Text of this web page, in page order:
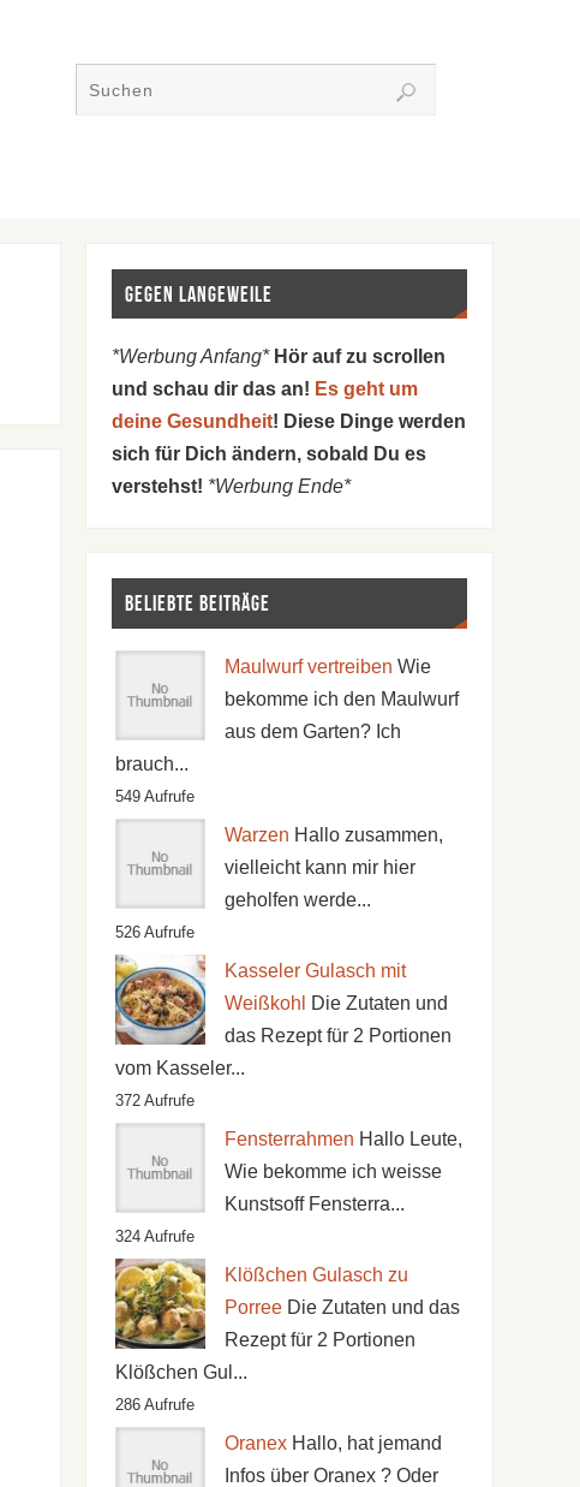
Gegen Langeweile
*Werbung Anfang* Hör auf zu scrollen
und schau dir das an! Es geht um
deine Gesundheit! Diese Dinge werden
sich für Dich ändern, sobald Du es
verstehst! *Werbung Ende*
Beliebte Beiträge
Maulwurf vertreiben Wie
bekomme ich den Maulwurf
aus dem Garten? Ich
brauch...
549 Aufrufe
Warzen Hallo zusammen,
vielleicht kann mir hier
geholfen werde...
526 Aufrufe
Kasseler Gulasch mit
Weißkohl
Die Zutaten und
das Rezept für 2 Portionen
vom Kasseler...
372 Aufrufe
Fensterrahmen Hallo Leute,
Wie bekomme ich weisse
Kunstsoff Fensterra...
324 Aufrufe
Klößchen Gulasch zu
Porree Die Zutaten und das
Rezept für 2 Portionen
Klößchen Gul...
286 Aufrufe
Oranex Hallo, hat jemand
Infos über Oranex ? Oder